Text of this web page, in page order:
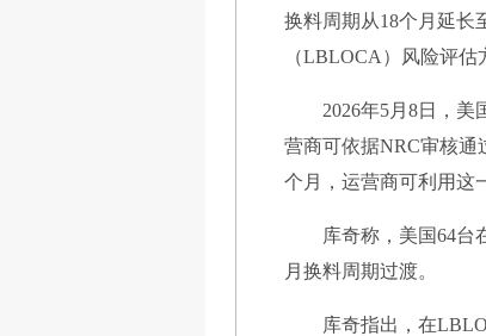
换料周期从18个月延长
（LBLOCA）风险评估
2026年5月8日，
营商可依据NRC审核通
个月，运营商可利用这
库奇称，美国64台
月换料周期过渡。
库奇指出，在